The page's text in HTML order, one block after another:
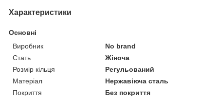
Характеристики
Основні
Виробник
No brand
Стать
Жіноча
Розмір кільця
Регульований
Матеріал
Нержавіюча сталь
Покриття
Без покриття